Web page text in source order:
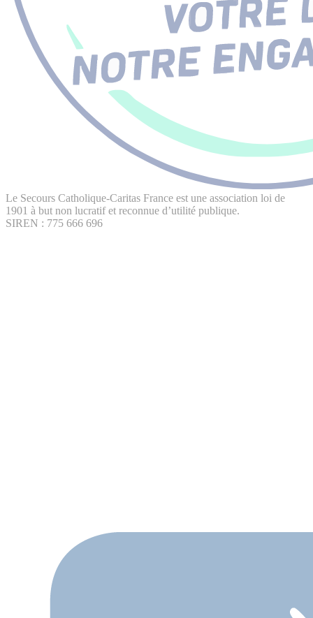
Le Secours Catholique-Caritas France est une association loi de
1901 à but non lucratif et reconnue d’utilité publique.
SIREN : 775 666 696